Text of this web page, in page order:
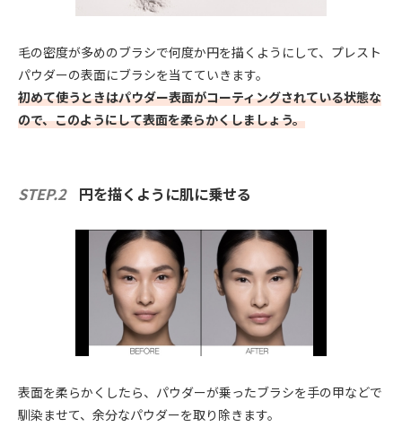
毛の密度が多めのブラシで何度か円を描くようにして、プレスト
パウダーの表面にブラシを当てていきます。
初めて使うときはパウダー表面がコーティングされている状態な
ので、このようにして表面を柔らかくしましょう。
STEP.2 円を描くように肌に乗せる
表面を柔らかくしたら、パウダーが乗ったブラシを手の甲などで
馴染ませて、余分なパウダーを取り除きます。